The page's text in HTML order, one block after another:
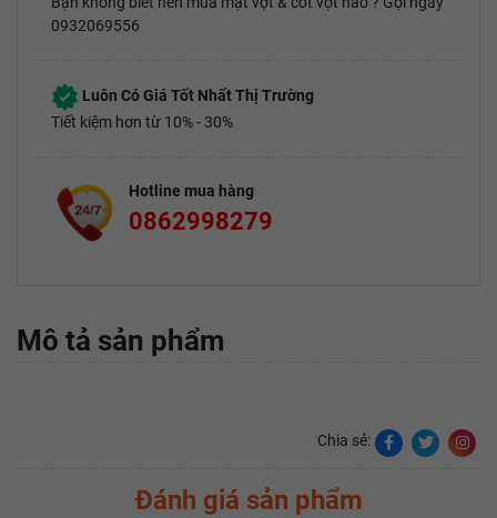
0932069556
Luôn Có Giá Tốt Nhất Thị Trường
Tiết kiệm hơn từ 10% - 30%
Hotline mua hàng
0862998279
Mô tả sản phẩm
Chia sẻ:
Đánh giá sản phẩm